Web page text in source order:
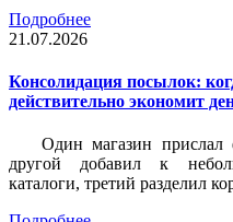
Подробнее
21.07.2026
Консолидация посылок:
действительно экономит
Один магазин прислал
другой добавил к
каталоги, третий разделил